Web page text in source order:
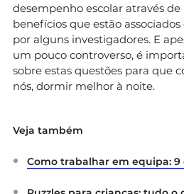
desempenho escolar através
benefícios que estão
por alguns investigadores. E
um pouco controverso, é
sobre estas questões para que
nós, dormir melhor à noite.
Veja também
Como trabalhar em equipa: 9